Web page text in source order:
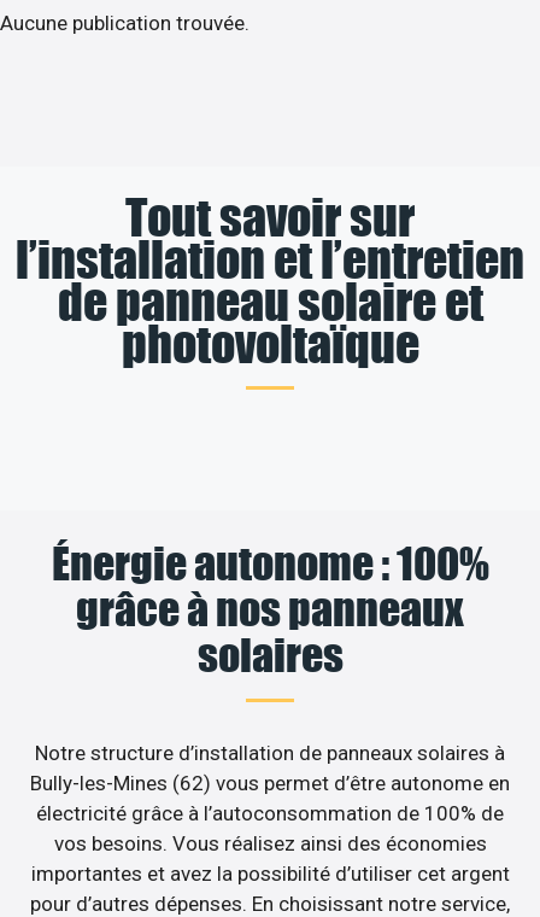
Aucune publication trouvée.
Tout savoir sur
l’installation et l’entretien
de panneau solaire et
photovoltaïque
Énergie autonome : 100%
grâce à nos panneaux
solaires
Notre structure d’installation de panneaux solaires à
Bully-les-Mines (62) vous permet d’être autonome en
électricité grâce à l’autoconsommation de 100% de
vos besoins. Vous réalisez ainsi des économies
importantes et avez la possibilité d’utiliser cet argent
pour d’autres dépenses. En choisissant notre service,